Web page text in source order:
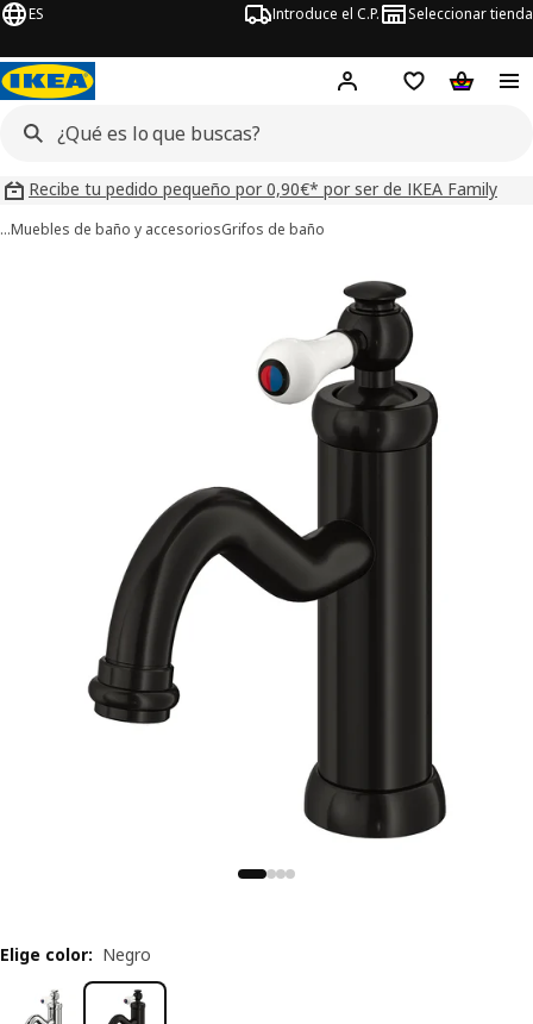
ES Introduce el C.P. Seleccionar tienda
Hej! Iniciar sesión
Lista de deseos
Carrito
Recibe tu pedido pequeño por 0,90€* por ser de IKEA Family
…Muebles de baño y accesoriosGrifos de baño
Elige color: Negro